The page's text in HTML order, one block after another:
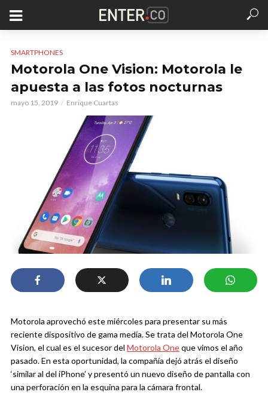
SMARTPHONES
Motorola One Vision: Motorola le
apuesta a las fotos nocturnas
mayo 15, 2019 Enrique Cuartas
Motorola aprovechó este miércoles para presentar su más
reciente dispositivo de gama media. Se trata del Motorola One
Vision, el cual es el sucesor del Motorola Oneque vimos el año
pasado. En esta oportunidad, la compañía dejó atrás el diseño
‘similar al del iPhone’ y presentó un nuevo diseño de pantalla con
una perforación en la esquina para la cámara frontal.